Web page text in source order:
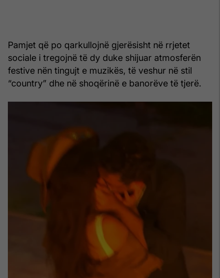
Pamjet që po qarkullojnë gjerësisht në rrjetet
sociale i tregojnë të dy duke shijuar atmosferën
festive nën tingujt e muzikës, të veshur në stil
“country” dhe në shoqërinë e banorëve të tjerë.